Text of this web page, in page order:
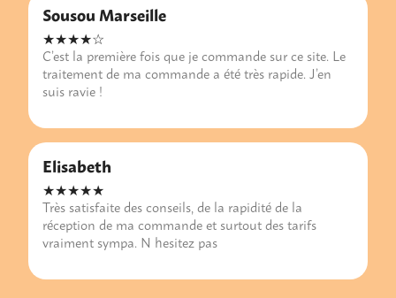
Sousou Marseille
★★★★☆
C’est la première fois que je commande sur ce site. Le
traitement de ma commande a été très rapide. J’en
suis ravie !
Elisabeth
★★★★★
Très satisfaite des conseils, de la rapidité de la
réception de ma commande et surtout des tarifs
vraiment sympa. N hesitez pas